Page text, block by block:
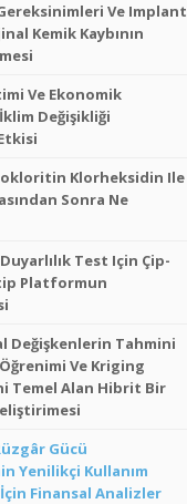
Ve Implant
Kemik Kaybının
Ve Ekonomik
Değişikliği
Klorheksidin Ile
Sonra Ne
Test Için Çip-
Platformun
Değişkenlerin Tahmini
Ve Kriging
Temel Alan Hibrit Bir
Gücü
Yenilikçi Kullanım
Finansal Analizler